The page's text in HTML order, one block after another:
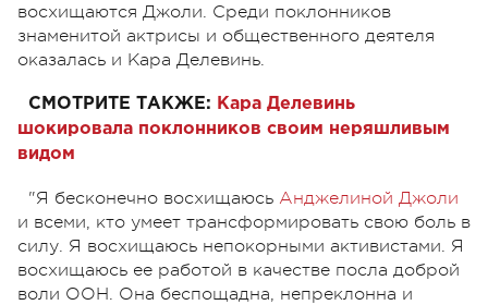
восхищаются Джоли. Среди поклонников
знаменитой актрисы и общественного деятеля
оказалась и Кара Делевинь.
СМОТРИТЕ ТАКЖЕ: Кара Делевинь
шокировала поклонников своим неряшливым
видом
"Я бесконечно восхищаюсь Анджелиной Джоли
и всеми, кто умеет трансформировать свою боль в
силу. Я восхищаюсь непокорными активистами. Я
восхищаюсь ее работой в качестве посла доброй
воли ООН. Она беспощадна, непреклонна и